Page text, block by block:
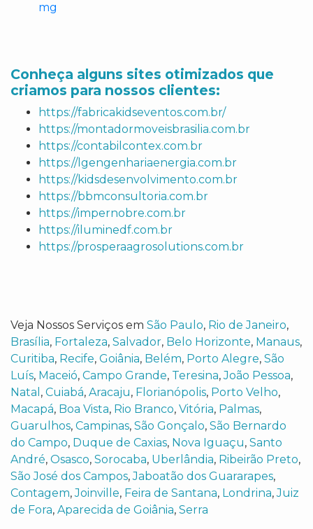
mg
Conheça alguns sites otimizados que
criamos para nossos clientes:
https://fabricakidseventos.com.br/
https://montadormoveisbrasilia.com.br
https://contabilcontex.com.br
https://lgengenhariaenergia.com.br
https://kidsdesenvolvimento.com.br
https://bbmconsultoria.com.br
https://impernobre.com.br
https://iluminedf.com.br
https://prosperaagrosolutions.com.br
Veja Nossos Serviços em São Paulo, Rio de Janeiro,
Brasília, Fortaleza, Salvador, Belo Horizonte, Manaus,
Curitiba, Recife, Goiânia, Belém, Porto Alegre, São
Luís, Maceió, Campo Grande, Teresina,João Pessoa,
Natal , Cuiabá, Aracaju, Florianópolis, Porto Velho,
Macapá, Boa Vista, Rio Branco, Vitória, Palmas,
Guarulhos, Campinas, São Gonçalo, São Bernardo
do Campo, Duque de Caxias, Nova Iguaçu, Santo
André, Osasco, Sorocaba, Uberlândia, Ribeirão Preto,
São José dos Campos,Jaboatão dos Guararapes,
Contagem,Joinville, Feira de Santana, Londrina,Juiz
de Fora, Aparecida de Goiânia, Serra